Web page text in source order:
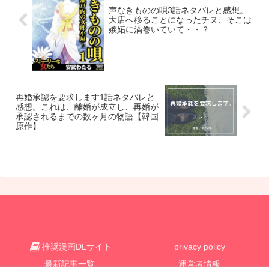
声なきものの唄3話ネタバレと感想。
大店へ移ることになったチヌ、そこは
嫉妬に渦巻いていて・・？
再婚承認を要求します1話ネタバレと
感想。これは、離婚が成立し、再婚が
承認されるまでの数ヶ月の物語【韓国
原作】
推奨漫画DLサイト
privacy policy
最新記事一覧
運営者情報